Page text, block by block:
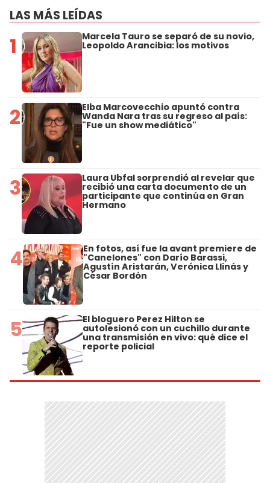
LAS MÁS LEÍDAS
1 Marcela Tauro se separó de su novio,
Leopoldo Arancibia: los motivos
2 Elba Marcovecchio apuntó contra
Wanda Nara tras su regreso al país:
"Fue un show mediático"
3 Laura Ubfal sorprendió al revelar que
recibió una carta documento de un
participante que continúa en Gran
Hermano
4 En fotos, así fue la avant premiere de
"Canelones" con Darío Barassi,
Agustín Aristarán, Verónica Llinás y
César Bordón
5 El bloguero Perez Hilton se
autolesionó con un cuchillo durante
una transmisión en vivo: qué dice el
reporte policial